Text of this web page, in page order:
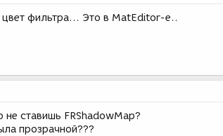
фильтра... Это в MatEditor-е..
не ставишь FRShadowMap?
прозрачной???